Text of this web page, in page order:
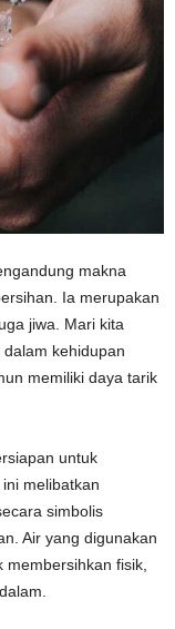
makna
Ia merupakan
jiwa. Mari kita
kehidupan
memiliki daya tarik
untuk
melibatkan
simbolis
Air yang digunakan
membersihkan fisik,